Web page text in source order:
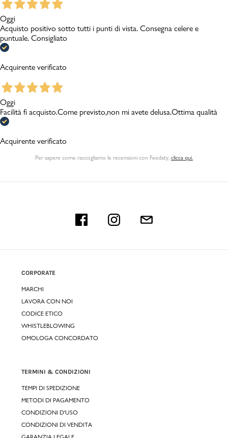
Oggi
Acquisto positivo sotto tutti i punti di vista. Consegna celere e
puntuale. Consigliato
Acquirente verificato
Oggi
Facilità fi acquisto.Come previsto,non mi avete delusa.Ottima qualità
Acquirente verificato
Per sapere come raccogliamo le recensioni con Feedaty, clicca qui.
CORPORATE
MARCHI
LAVORA CON NOI
CODICE ETICO
WHISTLEBLOWING
OMOLOGA CONCORDATO
TERMINI & CONDIZIONI
TEMPI DI SPEDIZIONE
METODI DI PAGAMENTO
CONDIZIONI D'USO
CONDIZIONI DI VENDITA